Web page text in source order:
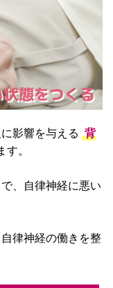
態をつくる
影響を与える 背
。
、自律神経に悪い
律神経の働きを整